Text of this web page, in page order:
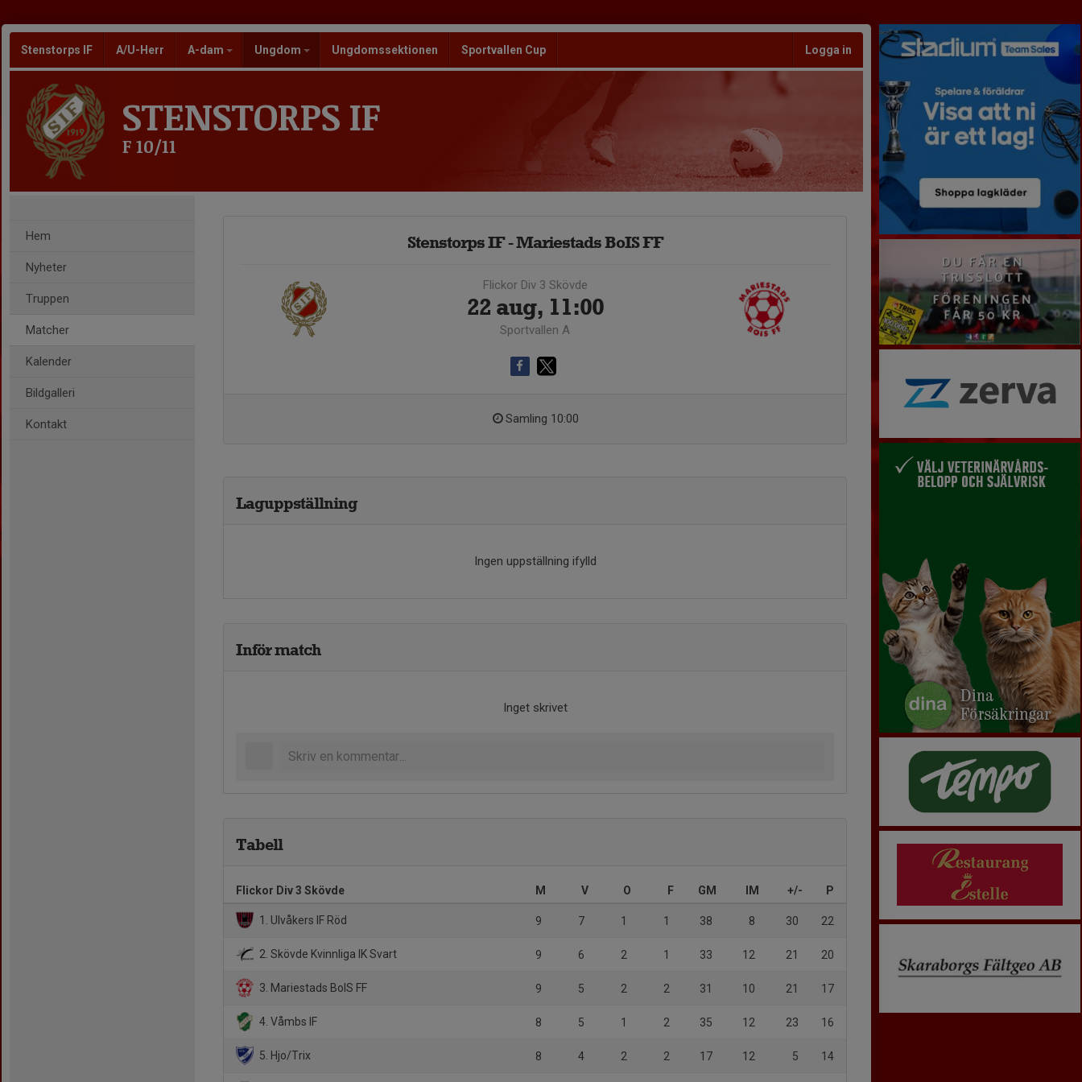
Stenstorps IF A/U-Herr A-dam Ungdom Ungdomssektionen Sportvallen Cup Logga in
STENSTORPS IF
F 10/11
Hem
Nyheter
Truppen
Matcher
Kalender
Bildgalleri
Kontakt
Stenstorps IF - Mariestads BoIS FF
Flickor Div 3 Skövde
22 aug, 11:00
Sportvallen A
Samling 10:00
Laguppställning
Ingen uppställning ifylld
Inför match
Inget skrivet
Tabell
Flickor Div 3 Skövde M V O F GM IM +/- P
1. Ulvåkers IF Röd 9 7 1 1 38 8 30 22
2. Skövde Kvinnliga IK Svart 9 6 2 1 33 12 21 20
3. Mariestads BoIS FF 9 5 2 2 31 10 21 17
4. Våmbs IF 8 5 1 2 35 12 23 16
5. Hjo/Trix 8 4 2 2 17 12 5 14